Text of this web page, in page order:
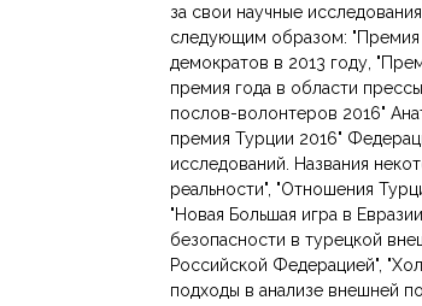
за свои научные
следующим образом: "Премия
демократов в 2013 году,
премия года в области
послов-волонтеров 2016"
премия Турции 2016"
исследований. Названия
реальности", "Отношения
"Новая Большая игра в
безопасности в турецкой
Российской Федерацией",
подходы в анализе внешней